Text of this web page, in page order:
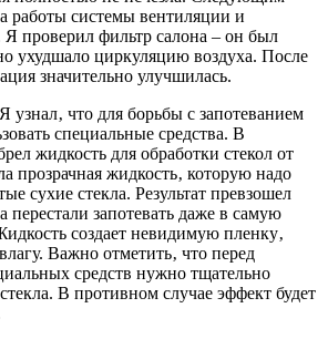
работы системы вентиляции и
проверил фильтр салона – он был
ухудшало циркуляцию воздуха. После
значительно улучшилась.
узнал‚ что для борьбы с запотеванием
специальные средства. В
жидкость для обработки стекол от
прозрачная жидкость‚ которую надо
сухие стекла. Результат превзошел
перестали запотевать даже в самую
создает невидимую пленку‚
Важно отметить‚ что перед
средств нужно тщательно
В противном случае эффект будет